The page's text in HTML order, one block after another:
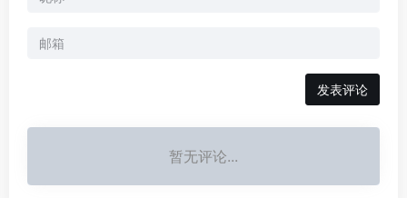
发表评论
暂无评论...